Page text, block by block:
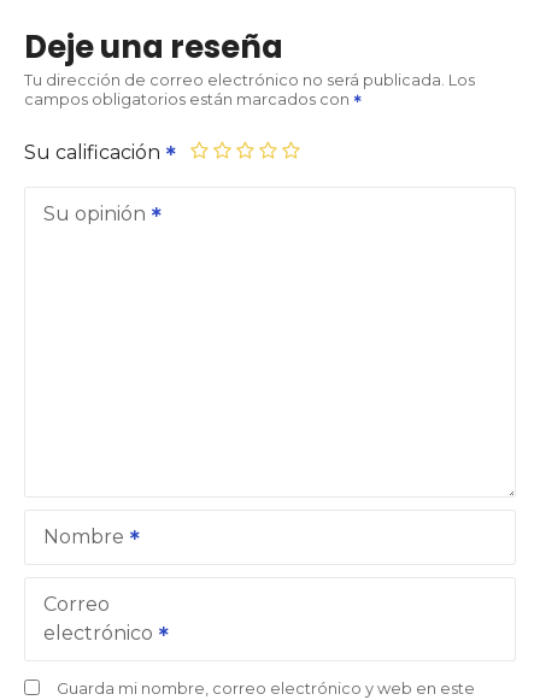
Deje una reseña
Tu dirección de correo electrónico no será publicada. Los
campos obligatorios están marcados con
Su calificación
Su opinión
Nombre
Correo
electrónico
Guarda mi nombre, correo electrónico y web en este